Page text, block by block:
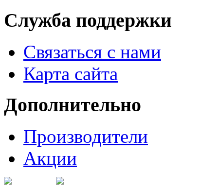
Служба поддержки
Связаться с нами
Карта сайта
Дополнительно
Производители
Акции